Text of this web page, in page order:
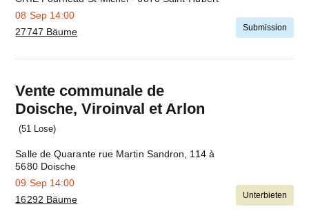
08 Sep 14:00
27747 Bäume Submission
Vente communale de
Doische, Viroinval et Arlon
(51 Lose)
09 Sep 14:00
Salle de Quarante rue Martin Sandron, 114 à
5680 Doische
16292 Bäume Unterbieten